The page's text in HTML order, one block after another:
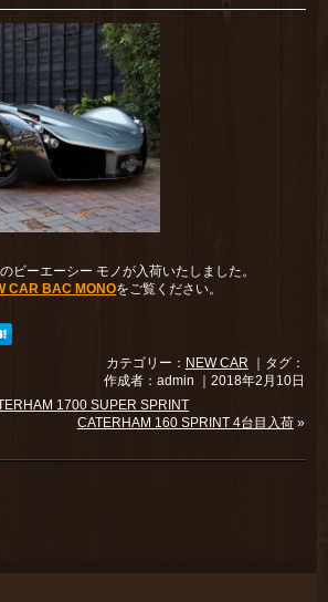
ビーエーシー モノが入荷いたしました。
CAR BAC MONOをご覧ください。
カテゴリー： NEW CAR ｜タグ：
作成者：admin ｜2018年2月10日
1700 SUPER SPRINT
CATERHAM 160 SPRINT 4台目入荷»